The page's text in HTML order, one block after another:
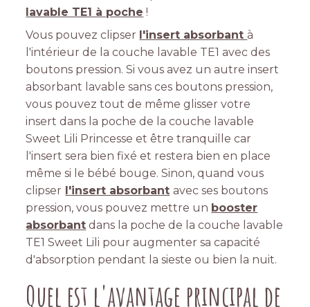
lavable TE1 à poche !
Vous pouvez clipser l'insert absorbantà
l'intérieur de la couche lavable TE1 avec des
boutons pression. Si vous avez un autre insert
absorbant lavable sans ces boutons pression,
vous pouvez tout de même glisser votre
insert dans la poche de la couche lavable
Sweet Lili Princesse et être tranquille car
l'insert sera bien fixé et restera bien en place
même si le bébé bouge. Sinon, quand vous
clipser
l'insert absorbant avec ses boutons
pression, vous pouvez mettre un booster
absorbant dans la poche de la couche lavable
TE1 Sweet Lili pour augmenter sa capacité
d'absorption pendant la sieste ou bien la nuit.
Quel est l'avantage principal de